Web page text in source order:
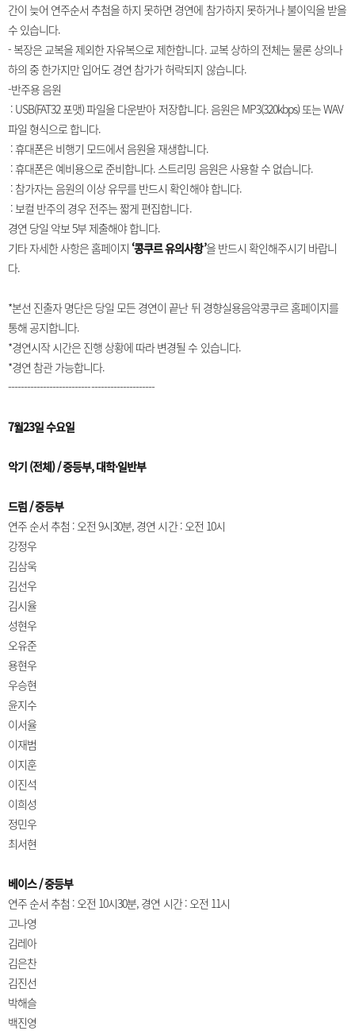
간이 늦어 연주순서 추첨을 하지 못하면 경연에 참가하지 못하거나 불이익을 받을
수 있습니다.
- 복장은 교복을 제외한 자유복으로 제한합니다. 교복 상하의 전체는 물론 상의나
하의 중 한가지만 입어도 경연 참가가 허락되지 않습니다.
-반주용 음원
: USB(FAT32 포맷) 파일을 다운받아 저장합니다. 음원은 MP3(320kbps) 또는 WAV
파일 형식으로 합니다.
: 휴대폰은 비행기 모드에서 음원을 재생합니다.
: 휴대폰은 예비용으로 준비합니다. 스트리밍 음원은 사용할 수 없습니다.
: 참가자는 음원의 이상 유무를 반드시 확인해야 합니다.
: 보컬 반주의 경우 전주는 짧게 편집합니다.
경연 당일 악보 5부 제출해야 합니다.
기타 자세한 사항은 홈페이지 ‘콩쿠르 유의사항’을 반드시 확인해주시기 바랍니
다.
*본선 진출자 명단은 당일 모든 경연이 끝난 뒤 경향실용음악콩쿠르 홈페이지를
통해 공지합니다.
*경연시작 시간은 진행 상황에 따라 변경될 수 있습니다.
*경연 참관 가능합니다.
----------------------------------------------
7월23일 수요일
악기 (전체) / 중등부, 대학·일반부
드럼 / 중등부
연주 순서 추첨 : 오전 9시30분, 경연 시간 : 오전 10시
강정우
김삼욱
김선우
김시율
성현우
오유준
용현우
우승현
윤지수
이서율
이재범
이지훈
이진석
이희성
정민우
최서현
베이스 / 중등부
연주 순서 추첨 : 오전 10시30분, 경연 시간 : 오전 11시
고나영
김레아
김은찬
김진선
박해슬
백진영